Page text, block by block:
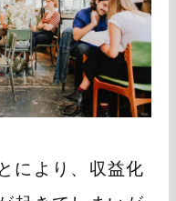
により、収益化